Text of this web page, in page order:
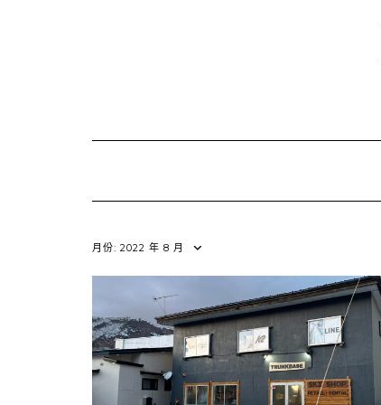
月份: 2022 年 8 月